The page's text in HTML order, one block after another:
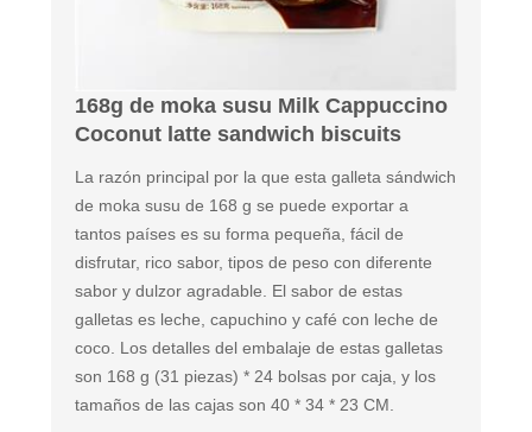
168g de moka susu Milk Cappuccino
Coconut latte sandwich biscuits
La razón principal por la que esta galleta sándwich
de moka susu de 168 g se puede exportar a
tantos países es su forma pequeña, fácil de
disfrutar, rico sabor, tipos de peso con diferente
sabor y dulzor agradable. El sabor de estas
galletas es leche, capuchino y café con leche de
coco. Los detalles del embalaje de estas galletas
son 168 g (31 piezas) * 24 bolsas por caja, y los
tamaños de las cajas son 40 * 34 * 23 CM.